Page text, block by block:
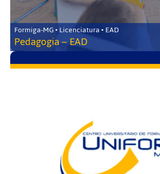
Formiga-MG • Licenciatura • EAD
Pedagogia – EAD